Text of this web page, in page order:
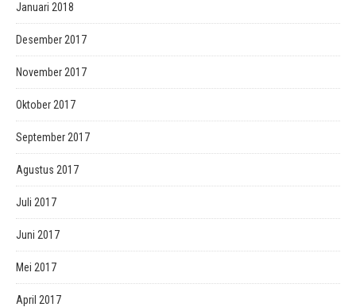
Januari 2018
Desember 2017
November 2017
Oktober 2017
September 2017
Agustus 2017
Juli 2017
Juni 2017
Mei 2017
April 2017